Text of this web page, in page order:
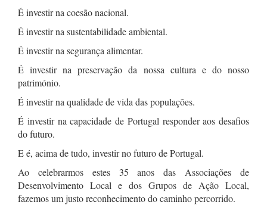
É investir na coesão nacional.
É investir na sustentabilidade ambiental.
É investir na segurança alimentar.
É investir na preservação da nossa cultura e do nosso
património.
É investir na qualidade de vida das populações.
É investir na capacidade de Portugal responder aos desafios
do futuro.
E é, acima de tudo, investir no futuro de Portugal.
Ao celebrarmos estes 35 anos das Associações de
Desenvolvimento Local e dos Grupos de Ação Local,
fazemos um justo reconhecimento do caminho percorrido.